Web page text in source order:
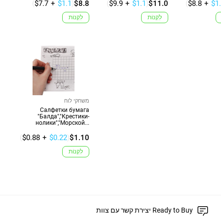
$8.8
($7.7 + $1.1 )
לִקְנוֹת
$11.0
($9.9 + $1.1 )
לִקְנוֹת
($8.8 +
משחקי לוח
Салфетки бумага
"Балда","Крестики-
нолики","Морской...
$1.10
($0.88 + $0.22)
לִקְנוֹת
יצירת קשר עם צוות Ready to Buy